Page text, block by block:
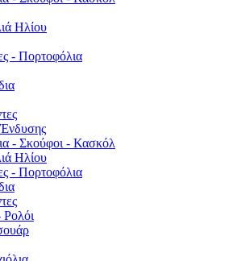
Ηλίου
- Πορτοφόλια
- Σκούφοι - Κασκόλ
Ηλίου
- Πορτοφόλια